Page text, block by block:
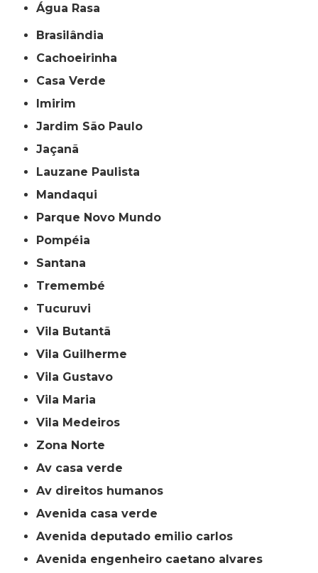
Água Rasa
Brasilândia
Cachoeirinha
Casa Verde
Imirim
Jardim São Paulo
Jaçanã
Lauzane Paulista
Mandaqui
Parque Novo Mundo
Pompéia
Santana
Tremembé
Tucuruvi
Vila Butantã
Vila Guilherme
Vila Gustavo
Vila Maria
Vila Medeiros
Zona Norte
av casa verde
av direitos humanos
avenida casa verde
avenida deputado emilio carlos
avenida engenheiro caetano alvares